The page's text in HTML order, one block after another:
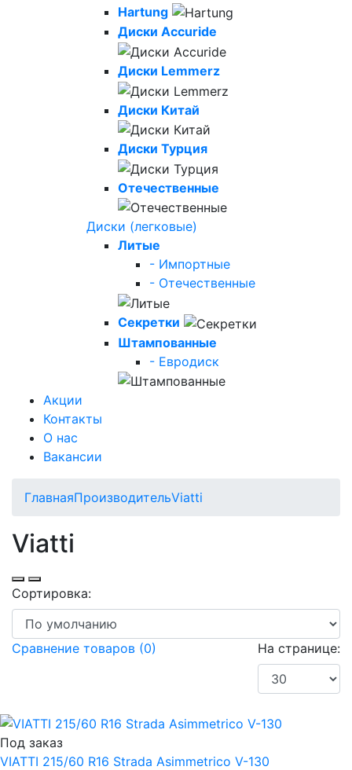
Hartung
Диски Accuride
Диски Lemmerz
Диски Китай
Диски Турция
Отечественные
Диски (легковые)
Литые
- Импортные
- Отечественные
Секретки
Штампованные
- Евродиск
Акции
Контакты
О нас
Вакансии
ГлавнаяПроизводительViatti
Viatti
Сортировка:
На странице:
Сравнение товаров (0)
Под заказ
VIATTI 215/60 R16 Strada Asimmetrico V-130